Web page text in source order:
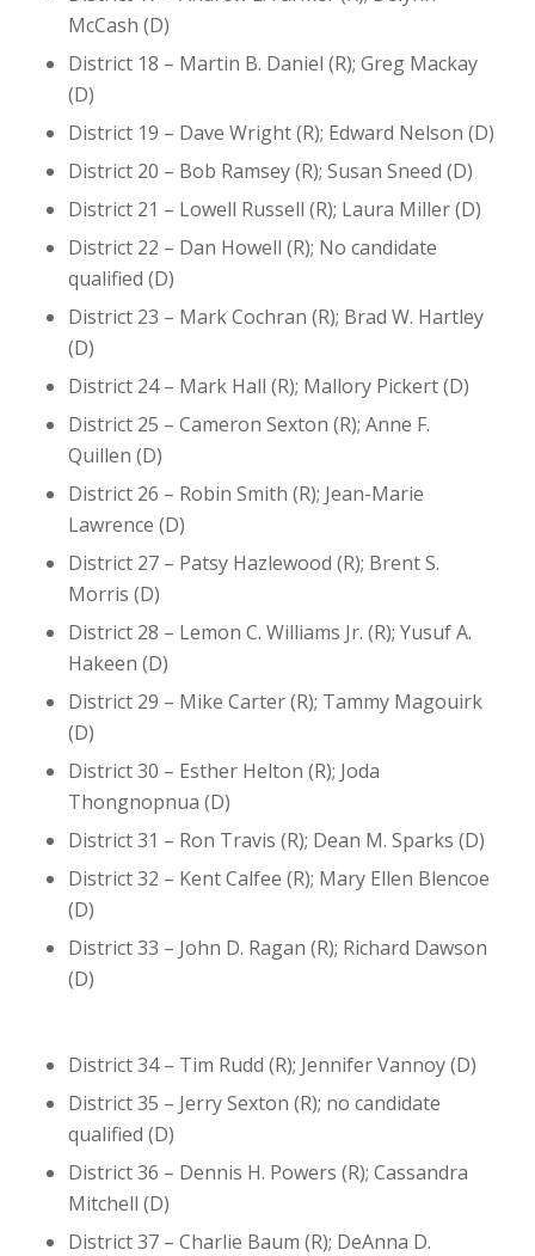
McCash (D)
District 18 – Martin B. Daniel (R); Greg Mackay
(D)
District 19 – Dave Wright (R); Edward Nelson (D)
District 20 – Bob Ramsey (R); Susan Sneed (D)
District 21 – Lowell Russell (R); Laura Miller (D)
District 22 – Dan Howell (R); No candidate
qualified (D)
District 23 – Mark Cochran (R); Brad W. Hartley
(D)
District 24 – Mark Hall (R); Mallory Pickert (D)
District 25 – Cameron Sexton (R); Anne F.
Quillen (D)
District 26 – Robin Smith (R); Jean-Marie
Lawrence (D)
District 27 – Patsy Hazlewood (R); Brent S.
Morris (D)
District 28 – Lemon C. Williams Jr. (R); Yusuf A.
Hakeen (D)
District 29 – Mike Carter (R); Tammy Magouirk
(D)
District 30 – Esther Helton (R); Joda
Thongnopnua (D)
District 31 – Ron Travis (R); Dean M. Sparks (D)
District 32 – Kent Calfee (R); Mary Ellen Blencoe
(D)
District 33 – John D. Ragan (R); Richard Dawson
(D)
District 34 – Tim Rudd (R); Jennifer Vannoy (D)
District 35 – Jerry Sexton (R); no candidate
qualified (D)
District 36 – Dennis H. Powers (R); Cassandra
Mitchell (D)
District 37 – Charlie Baum (R); DeAnna D.